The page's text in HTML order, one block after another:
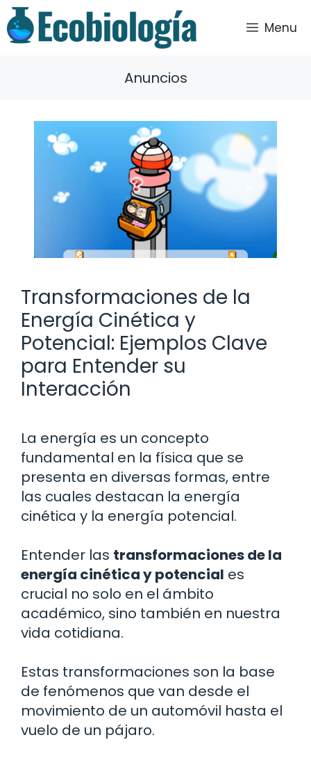
Saltar
al
contenido
Menu
Anuncios
Transformaciones de la
Energía Cinética y
Potencial: Ejemplos Clave
para Entender su
Interacción
La energía es un concepto
fundamental en la física que se
presenta en diversas formas, entre
las cuales destacan la energía
cinética y la energía potencial.
Entender las transformaciones de la
energía cinética y potencial es
crucial no solo en el ámbito
académico, sino también en nuestra
vida cotidiana.
Estas transformaciones son la base
de fenómenos que van desde el
movimiento de un automóvil hasta el
vuelo de un pájaro.